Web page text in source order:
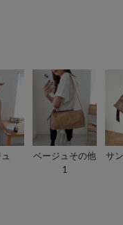
ベージュその他
1
サ